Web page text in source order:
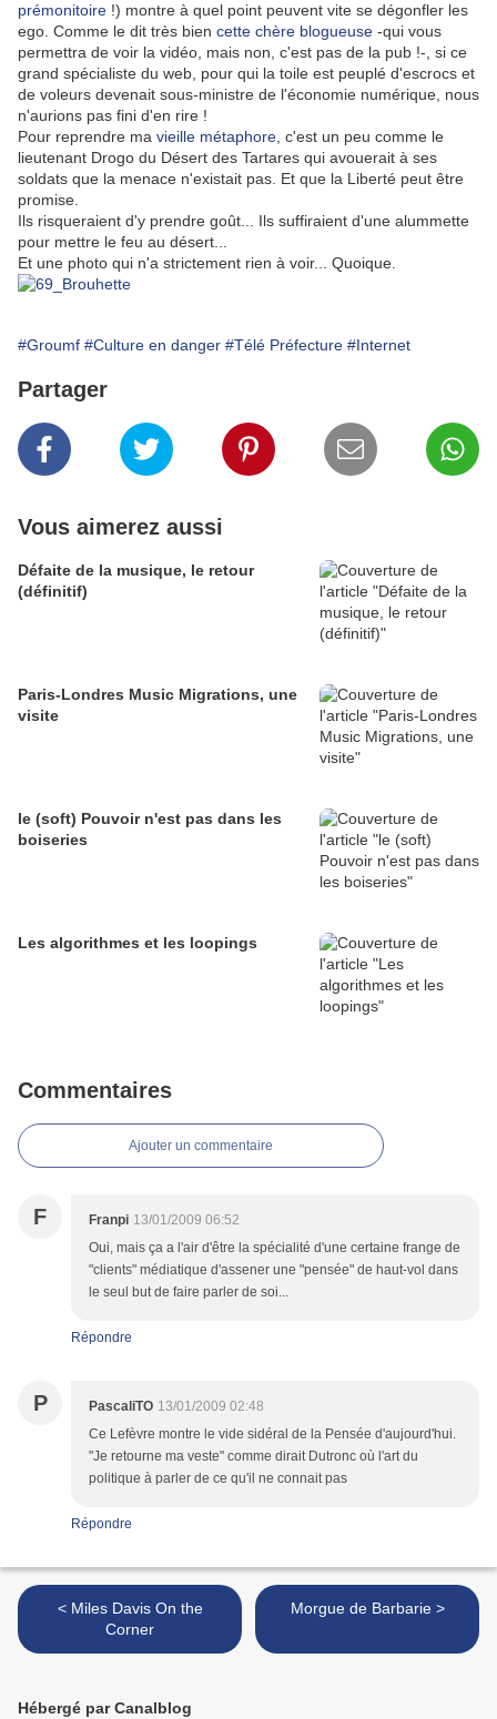
prémonitoire !) montre à quel point peuvent vite se dégonfler les
ego. Comme le dit très bien cette chère blogueuse -qui vous
permettra de voir la vidéo, mais non, c'est pas de la pub !-, si ce
grand spécialiste du web, pour qui la toile est peuplé d'escrocs et
de voleurs devenait sous-ministre de l'économie numérique, nous
n'aurions pas fini d'en rire !
Pour reprendre ma vieille métaphore , c'est un peu comme le
lieutenant Drogo du Désert des Tartares qui avouerait à ses
soldats que la menace n'existait pas. Et que la Liberté peut être
promise.
Ils risqueraient d'y prendre goût... Ils suffiraient d'une alummette
pour mettre le feu au désert...
Et une photo qui n'a strictement rien à voir... Quoique.
#Groumf #Culture en danger #Télé Préfecture #Internet
Partager
Vous aimerez aussi
Défaite de la musique, le retour
(définitif)
Paris-Londres Music Migrations, une
visite
le (soft) Pouvoir n'est pas dans les
boiseries
Les algorithmes et les loopings
Commentaires
Ajouter un commentaire
F Franpi 13/01/2009 06:52
Oui, mais ça a l'air d'être la spécialité d'une certaine frange de
"clients" médiatique d'assener une "pensée" de haut-vol dans
le seul but de faire parler de soi...
Répondre
P PascaliTO 13/01/2009 02:48
Ce Lefèvre montre le vide sidéral de la Pensée d'aujourd'hui.
"Je retourne ma veste" comme dirait Dutronc où l'art du
politique à parler de ce qu'il ne connait pas
Répondre
< Miles Davis On the
Corner
Morgue de Barbarie >
Hébergé par Canalblog